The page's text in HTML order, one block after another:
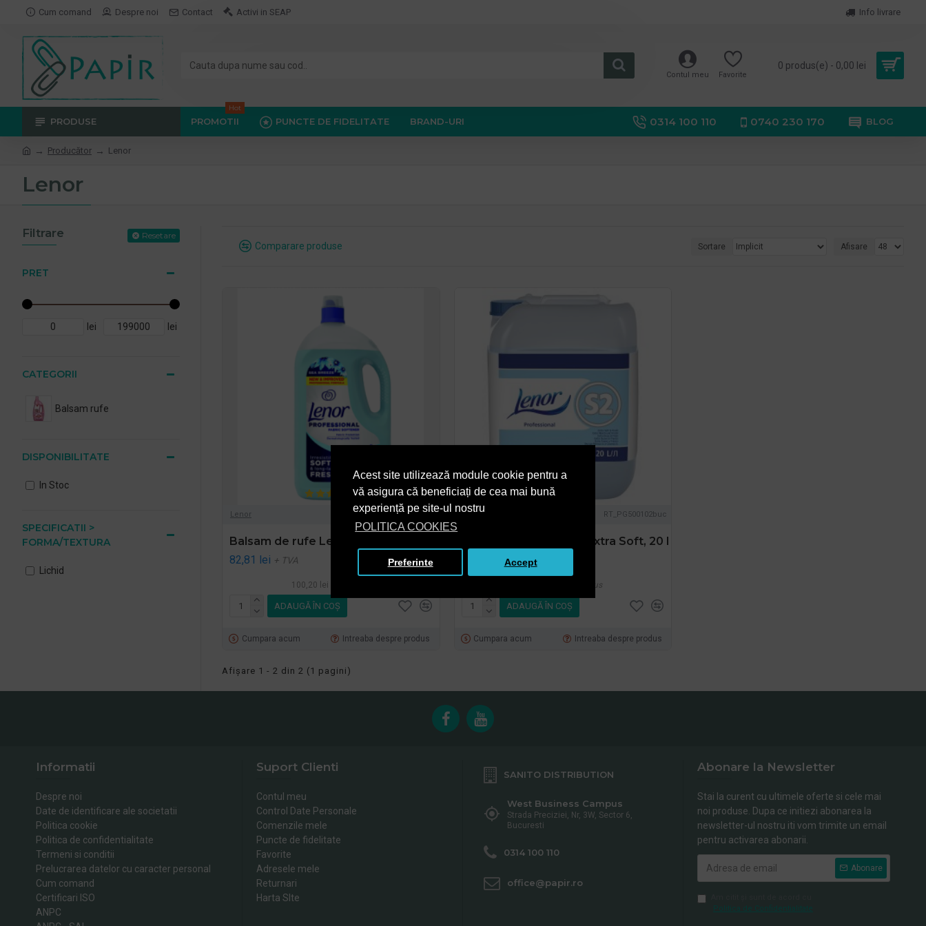
Acest site utilizează module cookie pentru a
vă asigura că beneficiați de cea mai bună
experiență pe site-ul nostru
POLITICA COOKIES
Preferinte Accept
Cum comand Despre noi Contact Activi in SEAP Info livrare
Contul meu Favorite
0 produs(e) - 0,00 lei
PRODUSE PROMOTII
Hot
PUNCTE DE FIDELITATE BRAND-URI 0314 100 110 0740 230 170 BLOG
Producător Lenor
Lenor
Filtrare Resetare
PRET
lei lei
CATEGORII
Balsam rufe
SPECIFICATII >
FORMA/TEXTURA
Lichid
DISPONIBILITATE
In Stoc
Comparare produse Sortare Afisare
Lenor RT_PG200102buc
Balsam de rufe Lenor Spring, 4 l
82,81 lei + TVA
100,20 lei
ADAUGĂ ÎN COŞ
Cumpara acum Intreaba despre produs
Lenor RT_PG500102buc
Balsam rufe Lenor S2 Extra Soft, 20 l
470,93 lei + TVA
TVA inclus
ADAUGĂ ÎN COŞ
Cumpara acum Intreaba despre produs
Afişare 1 - 2 din 2 (1 pagini)
Informatii
Despre noi
Date de identificare ale societatii
Politica cookie
Politica de confidentialitate
Termeni si conditii
Prelucrarea datelor cu caracter personal
Cum comand
Certificari ISO
ANPC
Suport Clienti
Contul meu
Control Date Personale
Comenzile mele
Puncte de fidelitate
Favorite
Adresele mele
Returnari
Harta SIte
SANITO DISTRIBUTION
West Business Campus
Strada Preciziei, Nr, 3W, Sector 6,
Bucuresti
0314 100 110
office@papir.ro
Abonare la Newsletter
Stai la curent cu ultimele oferte si cele mai
noi produse. Dupa ce initiezi abonarea la
newsletter-ul nostru iti vom trimite un email
pentru activarea abonarii.
Abonare
Politica de Confidentialitate